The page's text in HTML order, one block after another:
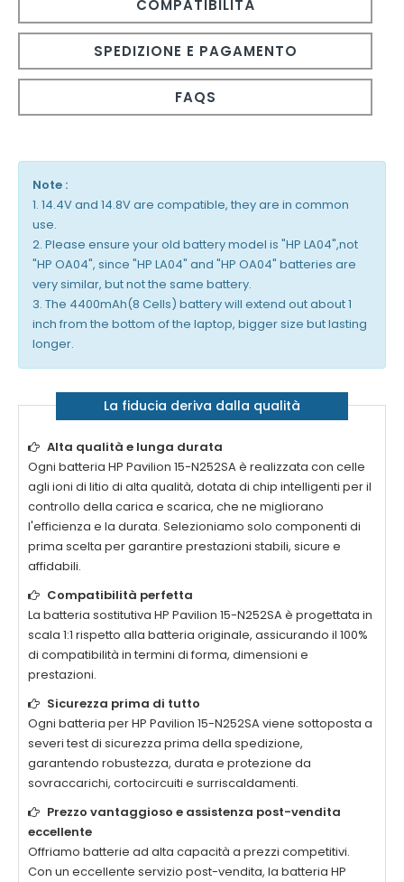
COMPATIBILITÀ
SPEDIZIONE E PAGAMENTO
FAQS
Note :
1. 14.4V and 14.8V are compatible, they are in common
use.
2. Please ensure your old battery model is "HP LA04",not
"HP OA04", since "HP LA04" and "HP OA04" batteries are
very similar, but not the same battery.
3. The 4400mAh(8 Cells) battery will extend out about 1
inch from the bottom of the laptop, bigger size but lasting
longer.
La fiducia deriva dalla qualità
Alta qualità e lunga durata
Ogni batteria HP Pavilion 15-N252SAè realizzata con celle
agli ioni di litio di alta qualità, dotata di chip intelligenti per il
controllo della carica e scarica, che ne migliorano
l'efficienza e la durata. Selezioniamo solo componenti di
prima scelta per garantire prestazioni stabili, sicure e
affidabili.
Compatibilità perfetta
La batteria sostitutiva HP Pavilion 15-N252SAè progettata in
scala 1:1 rispetto alla batteria originale, assicurando il 100%
di compatibilità in termini di forma, dimensioni e
prestazioni.
Sicurezza prima di tutto
Ogni batteria per HP Pavilion 15-N252SAviene sottoposta a
severi test di sicurezza prima della spedizione,
garantendo robustezza, durata e protezione da
sovraccarichi, cortocircuiti e surriscaldamenti.
Prezzo vantaggioso e assistenza post-vendita
eccellente
Offriamo batterie ad alta capacità a prezzi competitivi.
Con un eccellente servizio post-vendita, la batteria HP